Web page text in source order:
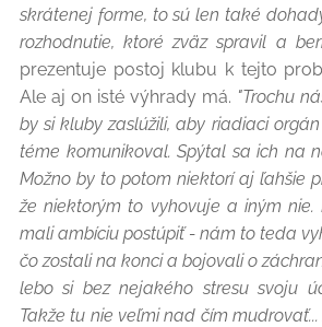
skrátenej forme, to sú len také
rozhodnutie, ktoré zväz spravil a
prezentuje postoj klubu k tejto
Ale aj on isté výhrady má. "Trochu
by si kluby zaslúžili, aby riadiaci
téme komunikoval. Spýtal sa ich na
Možno by to potom niektorí aj ľahšie
že niektorým to vyhovuje a iným
mali ambíciu postúpiť - nám to teda
čo zostali na konci a bojovali o
lebo si bez nejakého stresu svoju
Takže tu nie veľmi nad čím